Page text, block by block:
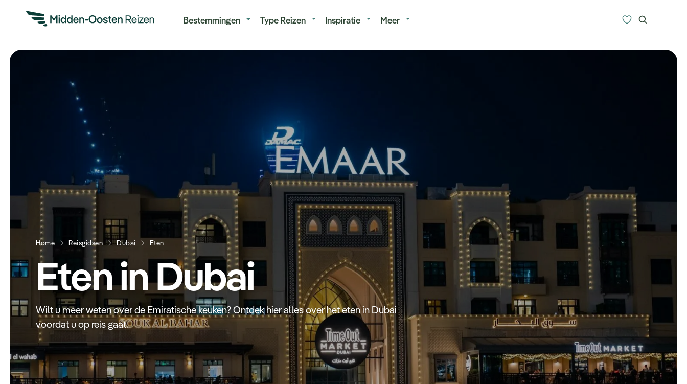
Bestemmingen Type Reizen Inspiratie Meer
Meer
Home Reisgidsen Dubai Eten
Eten in Dubai
Wilt u meer weten over de Emiratische keuken? Ontdek hier alles over het eten in Dubai
voordat u op reis gaat.